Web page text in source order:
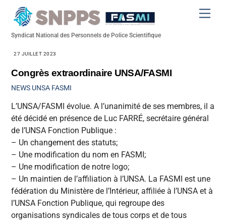
Syndicat National des Personnels de Police Scientifique
27 JUILLET 2023
Congrès extraordinaire UNSA/FASMI
NEWS UNSA FASMI
L’UNSA/FASMI évolue. A l’unanimité de ses membres, il a
été décidé en présence de Luc FARRÉ, secrétaire général
de l’UNSA Fonction Publique :
– Un changement des statuts;
– Une modification du nom en FASMI;
– Une modification de notre logo;
– Un maintien de l’affiliation à l’UNSA. La FASMI est une
fédération du Ministère de l’Intérieur, affiliée à l’UNSA et à
l’UNSA Fonction Publique, qui regroupe des
organisations syndicales de tous corps et de tous